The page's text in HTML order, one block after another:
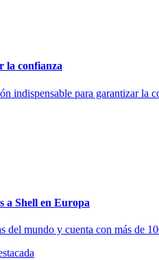
la confianza
indispensable para garantizar la
a Shell en Europa
del mundo y cuenta con más de